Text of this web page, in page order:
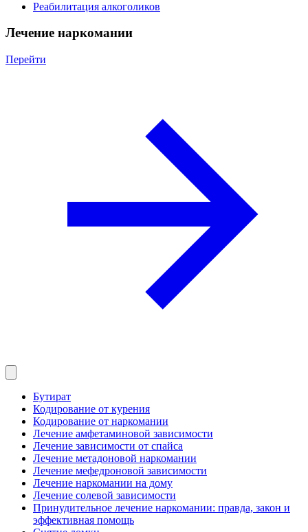
Реабилитация алкоголиков
Лечение наркомании
Перейти
Бутират
Кодирование от курения
Кодирование от наркомании
Лечение амфетаминовой зависимости
Лечение зависимости от спайса
Лечение метадоновой наркомании
Лечение мефедроновой зависимости
Лечение наркомании на дому
Лечение солевой зависимости
Принудительное лечение наркомании: правда, закон и
эффективная помощь